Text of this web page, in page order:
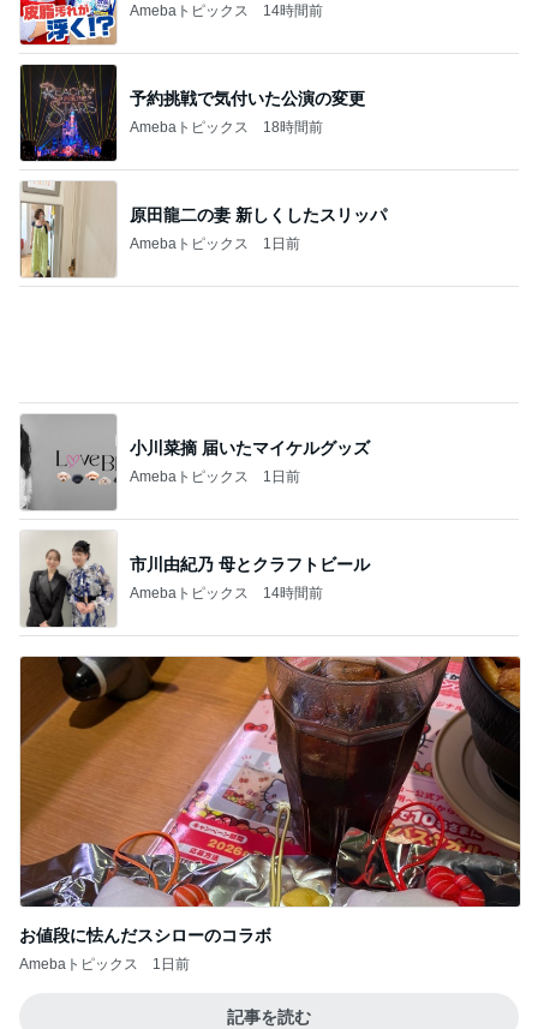
Amebaトピックス 14時間前
予約挑戦で気付いた公演の変更
Amebaトピックス 18時間前
原田龍二の妻 新しくしたスリッパ
Amebaトピックス 1日前
市川由紀乃 母とクラフトビール
Amebaトピックス 14時間前
お値段に怯んだスシローのコラボ
Amebaトピックス 1日前
記事を読む
Amebaトピックス 14時間前